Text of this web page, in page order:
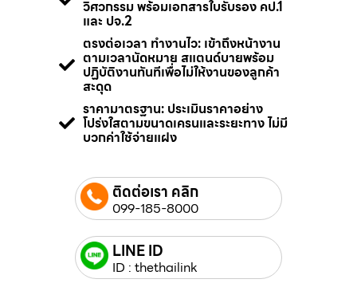
วิศวกรรม พร้อมเอกสารใบรับรอง คป.1
และ ปจ.2
ตรงต่อเวลา ทำงานไว: เข้าถึงหน้างาน
ตามเวลานัดหมาย สแตนด์บายพร้อม
ปฏิบัติงานทันทีเพื่อไม่ให้งานของลูกค้า
สะดุด
ราคามาตรฐาน: ประเมินราคาอย่าง
โปร่งใสตามขนาดเครนและระยะทาง ไม่มี
บวกค่าใช้จ่ายแฝง
ติดต่อเรา คลิก
099-185-8000
LINE ID
ID : thethailink